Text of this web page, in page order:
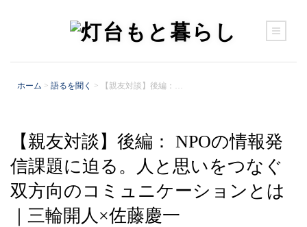
ホーム > 語るを聞く > 【親友対談】後編：…
【親友対談】後編： NPOの情報発
信課題に迫る。人と思いをつなぐ
双方向のコミュニケーションとは
｜三輪開人×佐藤慶一
カテゴリー
いつもと暮らし
営みを知る
場に集う
宜しく伝える（sponsored）